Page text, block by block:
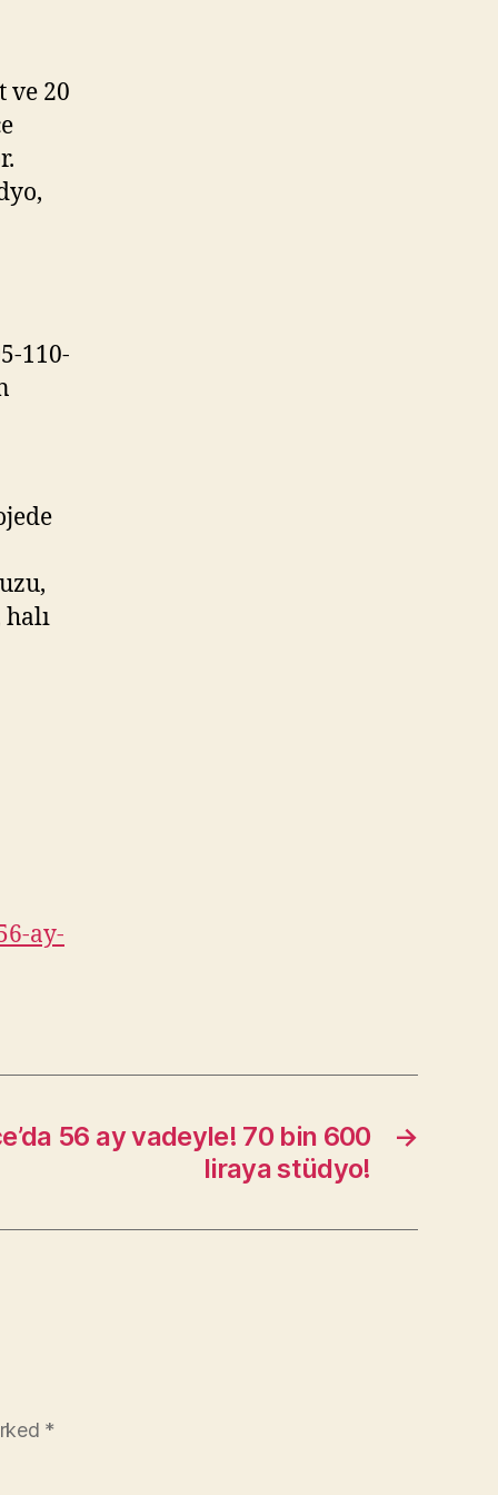
ve 20
110-
ay-
→
56 ay vadeyle! 70 bin 600
liraya stüdyo!
*